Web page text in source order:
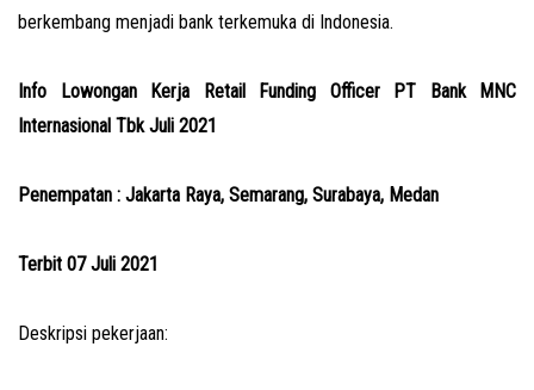
berkembang menjadi bank terkemuka di Indonesia.
Info Lowongan Kerja Retail Funding Officer PT Bank MNC
Internasional Tbk Juli 2021
Penempatan : Jakarta Raya, Semarang, Surabaya, Medan
Terbit 07 Juli 2021
Deskripsi pekerjaan: